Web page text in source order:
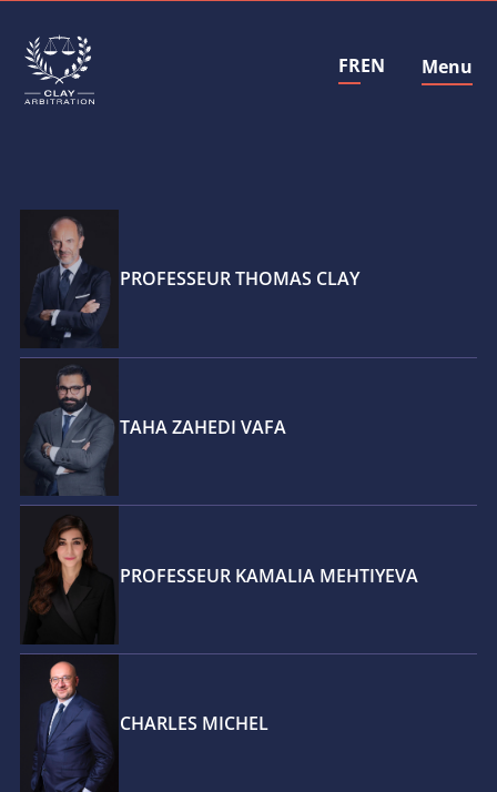
FREN
Menu
PROFESSEUR THOMAS CLAY
TAHA ZAHEDI VAFA
PROFESSEUR KAMALIA MEHTIYEVA
CHARLES MICHEL